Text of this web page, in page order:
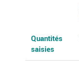
Quantités
saisies